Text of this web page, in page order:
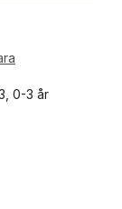
0-3 år
röster: